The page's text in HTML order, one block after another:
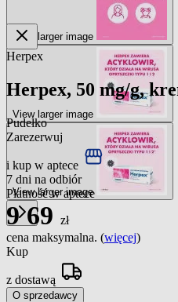
View larger image
View larger image
View larger image
Herpex
Herpex, 50 mg/g,
Pudełko
Zarezerwuj
i kup w aptece
7 dni na odbiór
Płatność w aptece
9 69 zł
cena maksymalna. (więcej)
Kup
z dostawą
O sprzedawcy